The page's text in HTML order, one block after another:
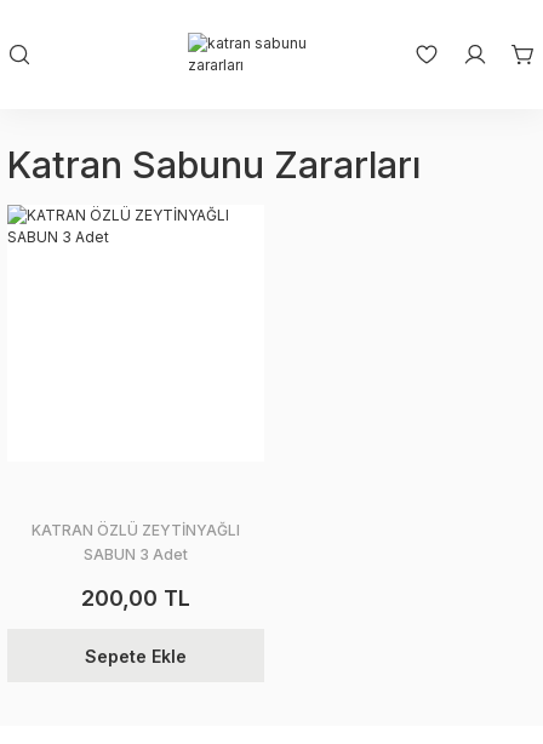
Katran Sabunu Zararları
KATRAN ÖZLÜ ZEYTİNYAĞLI
SABUN 3 Adet
200,00 TL
Sepete Ekle